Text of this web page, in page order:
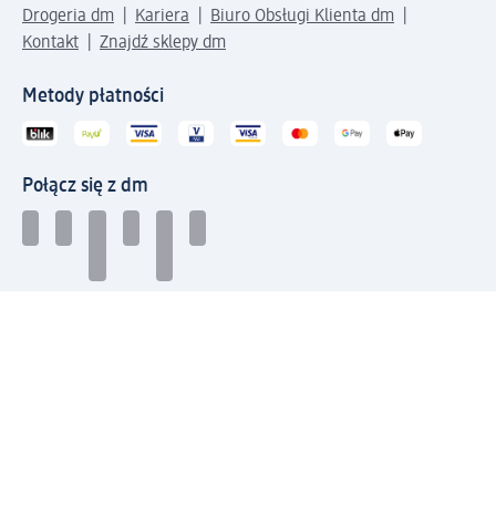
Drogeria dm Kariera
Biuro Obsługi Klienta dm
Kontakt
Znajdź sklepy dm
Metody płatności
Połącz się z dm